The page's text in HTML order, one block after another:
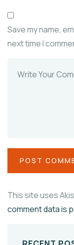
Save my name,
next time I
This site uses
comment data is